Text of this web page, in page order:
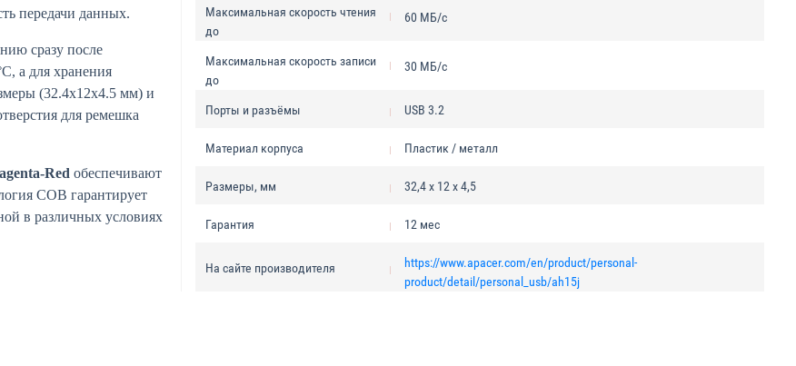
передачи данных.
сразу после
а для хранения
(32.4x12x4.5 мм) и
для ремешка
Red обеспечивают
COB гарантирует
в различных условиях
Максимальная скорость чтения
до
60 МБ/с
Максимальная скорость записи
до
30 МБ/с
Порты и разъёмы USB 3.2
Материал корпуса Пластик / металл
Размеры, мм 32,4 x 12 x 4,5
Гарантия 12 мес
На сайте производителя
https://www.apacer.com/en/product/personal-
product/detail/personal_usb/ah15j